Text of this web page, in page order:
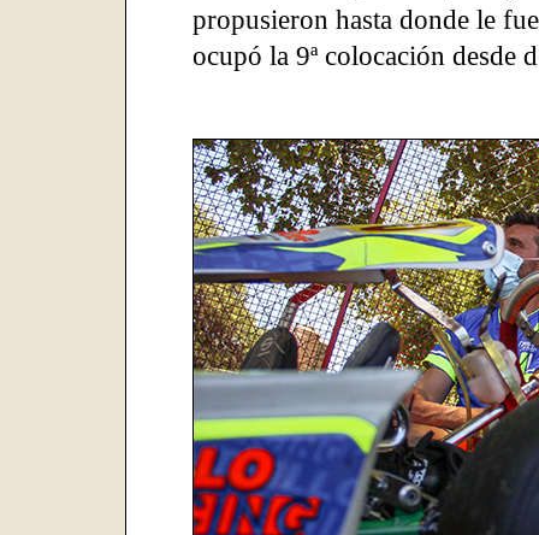
propusieron hasta donde le
ocupó la 9ª colocación desde